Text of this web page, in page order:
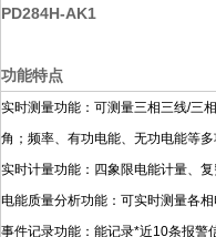
PD284H-AK1
功能特点
实时测量功能：可测量三相三线/三
角；频率、有功电能、无功电能等多
实时计量功能：四象限电能计量、复
电能质量分析功能：可实时测量各
事件记录功能：能记录*近10条报警